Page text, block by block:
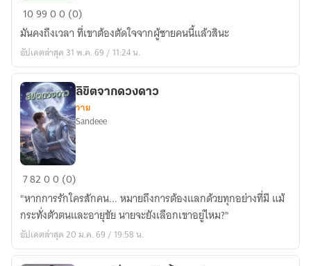
บอก
รัก
100
ครั้ง
109900 (0)
มันคงถึงเวลา ที่เขาต้องตัดใจจากผู้ชายคนนี้แล้วสินะ
อัปเดตล่าสุด 31 พ.ค. 69 / 11:24 น.
ลิขิต
ดวงดาว
ลิขิตจากดวงดาว
วาย
Sandeee
78200 (0)
"หากการรักใครสักคน... หมายถึงการต้องแลกด้วยทุกอย่างที่มี แม้
กระทั่งตัวตนและอายุขัย นายจะยังเลือกเขาอยู่ไหม?"
อัปเดตล่าสุด 20 ม.ค. 69 / 19:58 น.